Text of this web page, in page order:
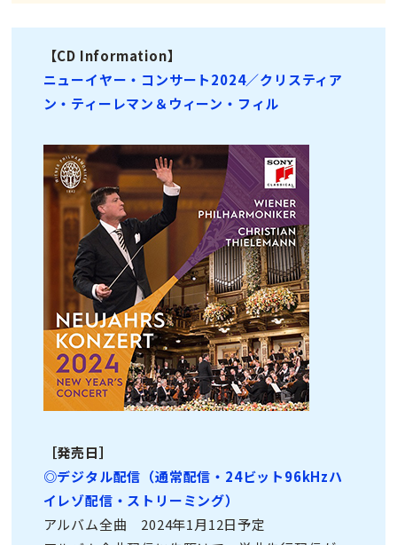
【CD Information】
ニューイヤー・コンサート2024／クリスティア
ン・ティーレマン＆ウィーン・フィル
［発売日］
◎デジタル配信（通常配信・24ビット96kHzハ
イレゾ配信・ストリーミング）
アルバム全曲 2024年1月12日予定